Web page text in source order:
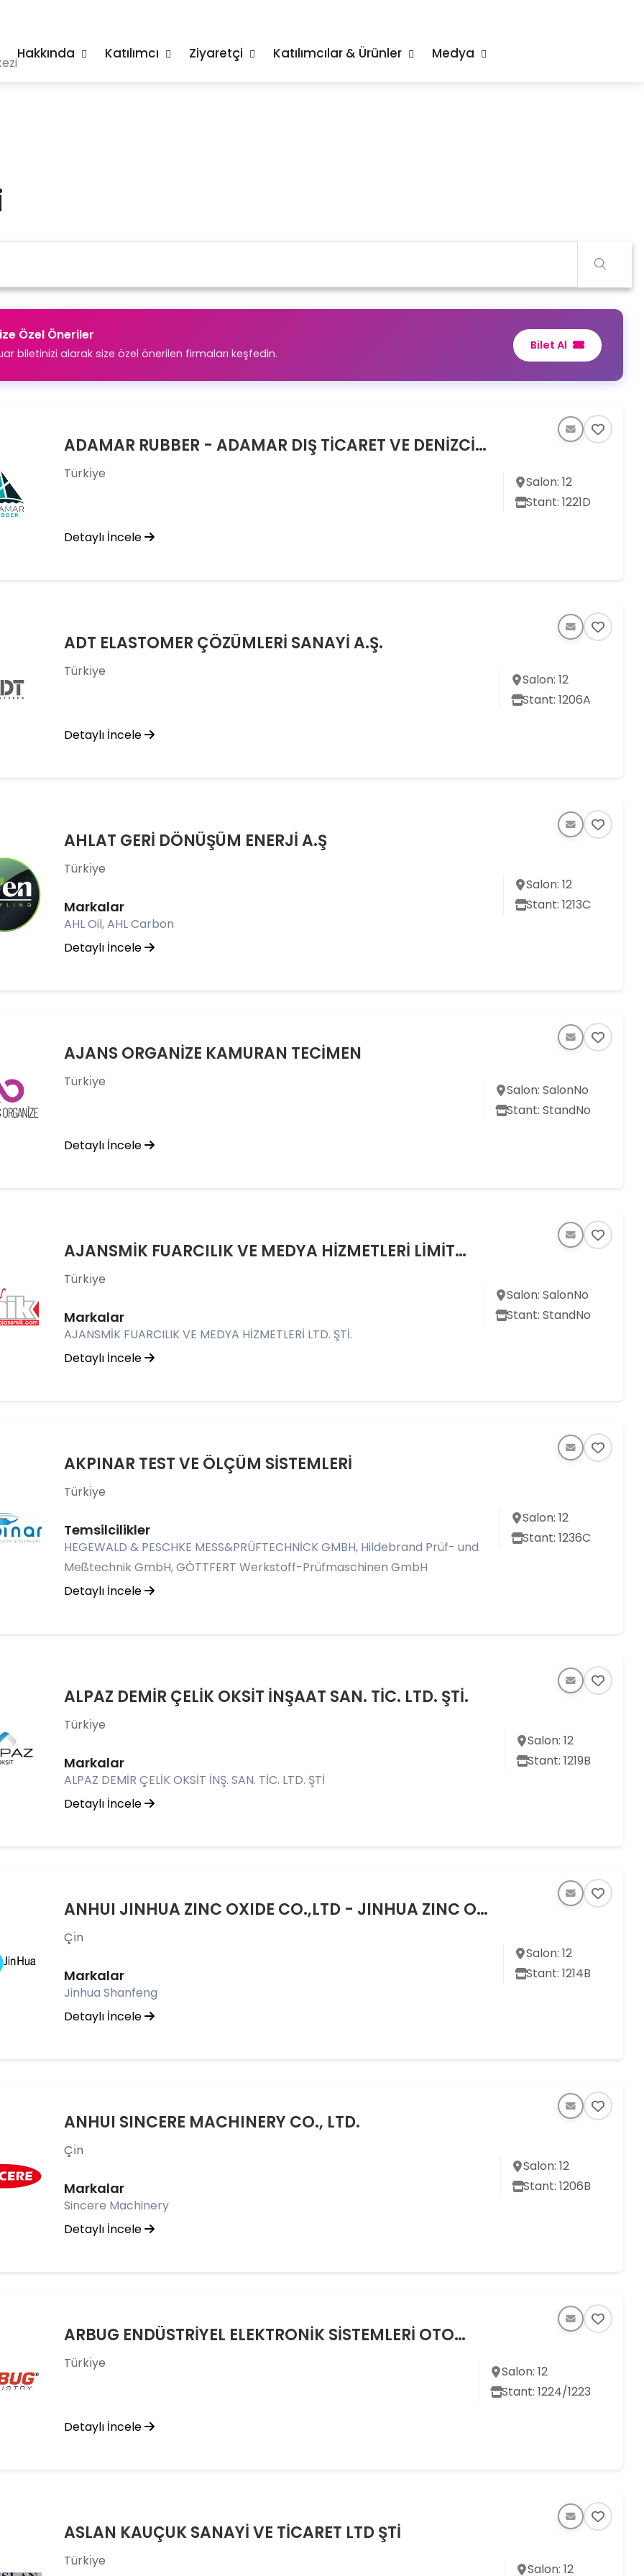
Hakkında Katılımcı Ziyaretçi Katılımcılar & Ürünler Medya
Özel Öneriler
biletinizi alarak size özel önerilen firmaları keşfedin.
Bilet Al
ADAMAR RUBBER - ADAMAR DIŞ TİCARET VE DENİZCİLİK HİZMETLERİ SAN. TİC. A. Ş.
Türkı̇ye
Detaylı İncele
Salon: 12
Stant: 1221D
ADT ELASTOMER ÇÖZÜMLERİ SANAYİ A.Ş.
Türkı̇ye
Detaylı İncele
Salon: 12
Stant: 1206A
AHLAT GERİ DÖNÜŞÜM ENERJİ A.Ş
Türkı̇ye
Markalar
AHL Oil, AHL Carbon
Detaylı İncele
Salon: 12
Stant: 1213C
AJANS ORGANİZE KAMURAN TECİMEN
Türkı̇ye
Detaylı İncele
Salon: SalonNo
Stant: StandNo
AJANSMİK FUARCILIK VE MEDYA HİZMETLERİ LİMİTED ŞİRKETİ
Türkı̇ye
Markalar
AJANSMİK FUARCILIK VE MEDYA HİZMETLERİ LTD. ŞTİ.
Detaylı İncele
Salon: SalonNo
Stant: StandNo
AKPINAR TEST VE ÖLÇÜM SİSTEMLERİ
Türkı̇ye
Temsilcilikler
HEGEWALD & PESCHKE MESS&PRÜFTECHNİCK GMBH, Hildebrand Prüf- und
Meßtechnik GmbH, GÖTTFERT Werkstoff-Prüfmaschinen GmbH
Detaylı İncele
Salon: 12
Stant: 1236C
ALPAZ DEMİR ÇELİK OKSİT İNŞAAT SAN. TİC. LTD. ŞTİ.
Türkı̇ye
Markalar
ALPAZ DEMİR ÇELİK OKSİT İNŞ. SAN. TİC. LTD. ŞTİ
Detaylı İncele
Salon: 12
Stant: 1219B
ANHUI JINHUA ZINC OXIDE CO.,LTD - JINHUA ZINC OXIDE FACTORY OF HANSHAN COUNTY
Çı̇n
Markalar
Jinhua Shanfeng
Detaylı İncele
Salon: 12
Stant: 1214B
ANHUI SINCERE MACHINERY CO., LTD.
Çı̇n
Markalar
Sincere Machinery
Detaylı İncele
Salon: 12
Stant: 1206B
ARBUG ENDÜSTRİYEL ELEKTRONİK SİSTEMLERİ OTOMASYON SAN. TİC. LTD. ŞTİ.
Türkı̇ye
Detaylı İncele
Salon: 12
Stant: 1224/1223
ASLAN KAUÇUK SANAYİ VE TİCARET LTD ŞTİ
Türkı̇ye Salon: 12